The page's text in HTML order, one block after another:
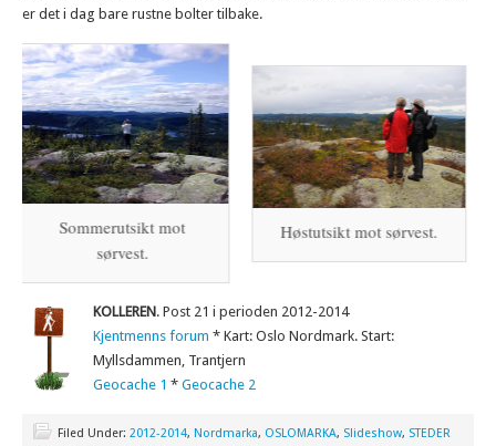
er det i dag bare rustne bolter tilbake.
Sommerutsikt mot
Høstutsikt mot sørvest.
KOLLEREN. Post 21 i perioden 2012-2014
Kjentmenns forum * Kart: Oslo Nordmark. Start:
Myllsdammen, Trantjern
Geocache 1 * Geocache 2
Filed Under: 2012-2014, Nordmarka, OSLOMARKA, Slideshow, STEDER